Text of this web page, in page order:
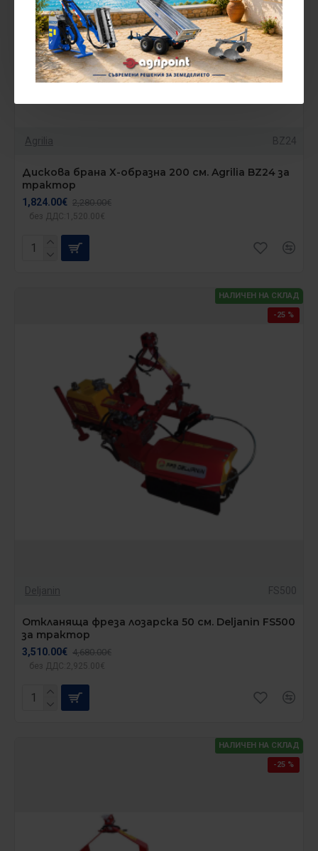
Agrilia BZ24
Дискова брана Х-образна 200 см. Agrilia BZ24 за
трактор
1,824.00€ 2,280.00€
без ДДС:1,520.00€
НАЛИЧЕН НА СКЛАД
-25 %
Deljanin FS500
Откланяща фреза лозарска 50 см. Deljanin FS500
за трактор
3,510.00€ 4,680.00€
без ДДС:2,925.00€
НАЛИЧЕН НА СКЛАД
-25 %